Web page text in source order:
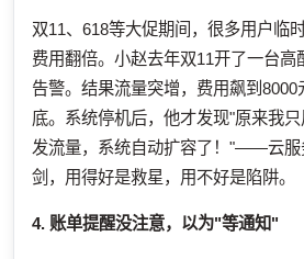
双11、618等大促期间，很多用户临
费用翻倍。小赵去年双11开了一台高
告警。结果流量突增，费用飙到
底。系统停机后，他才发现"原来我
发流量，系统自动扩容了！"——云服
剑，用得好是救星，用不好是陷阱。
4. 账单提醒没注意，以为"等通知"